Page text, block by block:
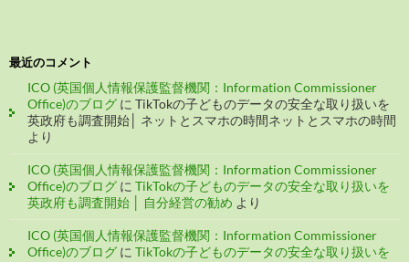
最近のコメント
ICO (英国個人情報保護監督機関：Information Commissioner
Office)のブログ に TikTokの子どものデータの安全な取り扱いを
英政府も調査開始│ ネットとスマホの時間ネットとスマホの時間
より
ICO (英国個人情報保護監督機関：Information Commissioner
Office)のブログ に TikTokの子どものデータの安全な取り扱いを
英政府も調査開始 │ 自分経営の勧め より
ICO (英国個人情報保護監督機関：Information Commissioner
Office)のブログ に TikTokの子どものデータの安全な取り扱いを